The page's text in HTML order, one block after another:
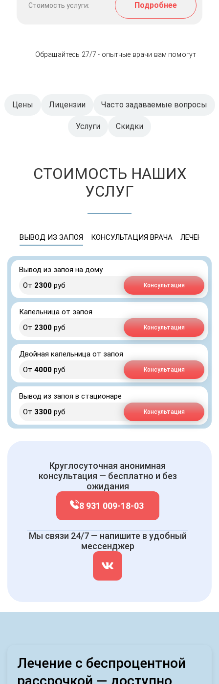
Стоимость услуги: Подробнее
Обращайтесь 27/7 - опытные врачи вам помогут
Цены Лицензии Часто задаваемые вопросы
Услуги Скидки
СТОИМОСТЬ НАШИХ
УСЛУГ
ВЫВОД ИЗ ЗАПОЯ КОНСУЛЬТАЦИЯ ВРАЧА ЛЕЧЕНИЕ
Вывод из запоя на дому
От 2300 руб Консультация
Капельница от запоя
От 2300 руб Консультация
Двойная капельница от запоя
От 4000 руб Консультация
Вывод из запоя в стационаре
От 3300 руб Консультация
Круглосуточная анонимная
консультация — бесплатно и без
ожидания
8 931 009-18-03
Мы связи 24/7 — напишите в удобный
мессенджер
Лечение с беспроцентной